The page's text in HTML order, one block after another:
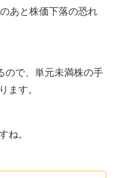
あと株価下落の恐れ
ので、単元未満株の手
ます。
ね。